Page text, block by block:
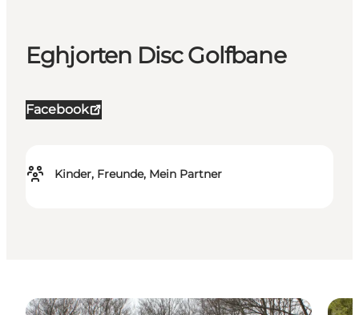
Eghjorten Disc Golfbane
Facebook
Kinder, Freunde, Mein Partner